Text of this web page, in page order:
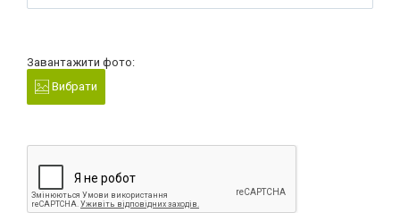
Завантажити фото:
Вибрати